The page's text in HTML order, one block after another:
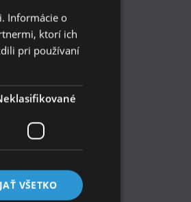
Informácie o
ktorí ich
pri používaní
VŠETKO